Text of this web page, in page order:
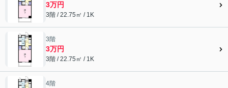
3万円
3階 / 22.75㎡ / 1K
3階
3万円
3階 / 22.75㎡ / 1K
4階